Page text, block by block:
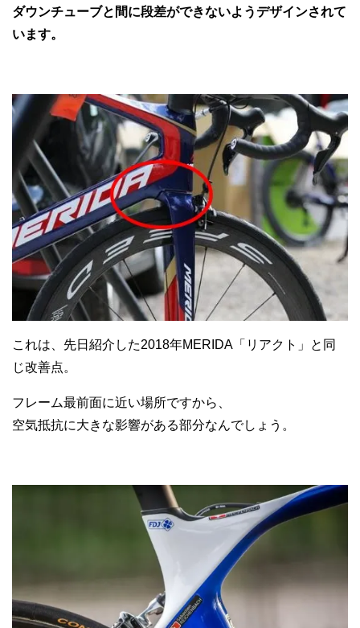
ダウンチューブと間に段差ができないようデザインされて
います。
これは、先日紹介した2018年MERIDA「リアクト」と同
じ改善点。
フレーム最前面に近い場所ですから、
空気抵抗に大きな影響がある部分なんでしょう。